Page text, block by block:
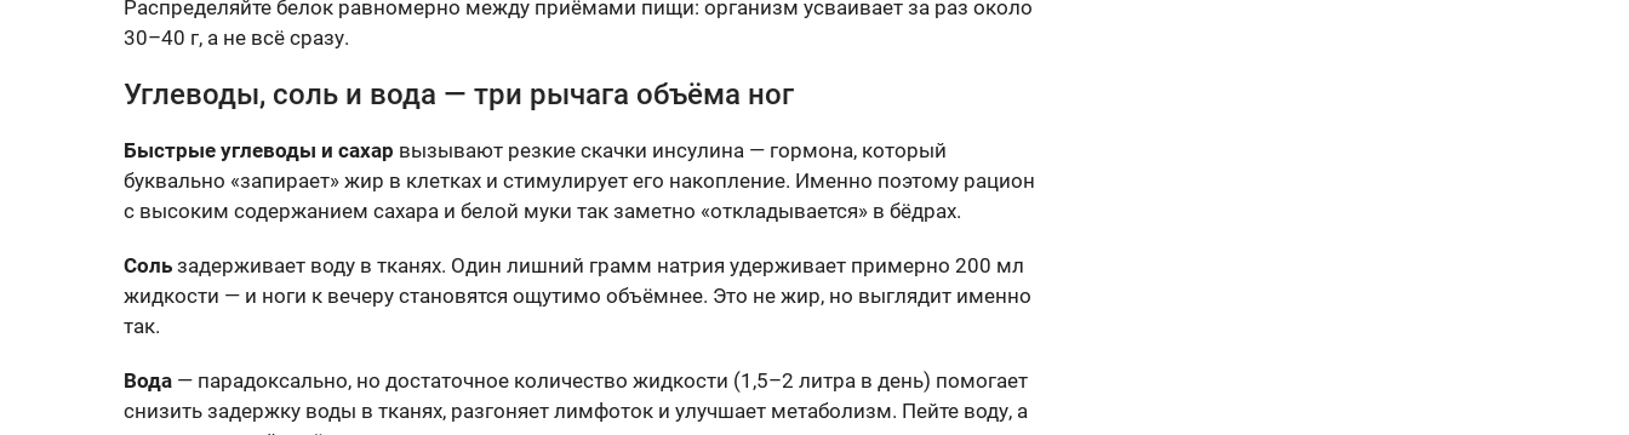
Распределяйте белок равномерно между приёмами пищи: организм усваивает за раз около
30–40 г, а не всё сразу.
Углеводы, соль и вода — три рычага объёма ног
Быстрые углеводы и сахар вызывают резкие скачки инсулина — гормона, который
буквально «запирает» жир в клетках и стимулирует его накопление. Именно поэтому рацион
с высоким содержанием сахара и белой муки так заметно «откладывается» в бёдрах.
Соль задерживает воду в тканях. Один лишний грамм натрия удерживает примерно 200 мл
жидкости — и ноги к вечеру становятся ощутимо объёмнее. Это не жир, но выглядит именно
так.
Вода — парадоксально, но достаточное количество жидкости (1,5–2 литра в день) помогает
снизить задержку воды в тканях, разгоняет лимфоток и улучшает метаболизм. Пейте воду, а